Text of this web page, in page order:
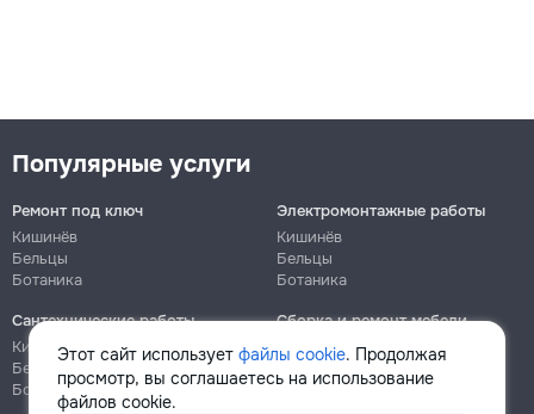
Этот сайт использует файлы cookie. Продолжая
просмотр, вы соглашаетесь на использование
файлов cookie.
Популярные услуги
Ремонт под ключ
Кишинёв
Бельцы
Ботаника
Электромонтажные работы
Кишинёв
Бельцы
Ботаника
Сантехнические работы
Кишинёв
Бельцы
Ботаника
Сборка и ремонт мебели
Кишинёв
Ботаника